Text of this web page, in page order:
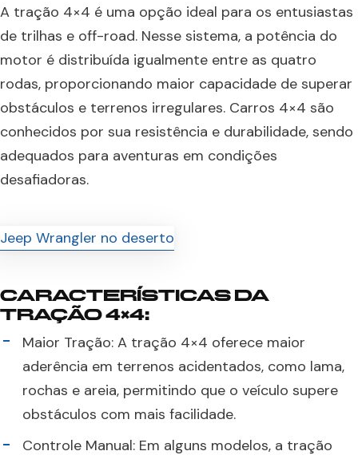
A tração 4×4 é uma opção ideal para os entusiastas
de trilhas e off-road. Nesse sistema, a potência do
motor é distribuída igualmente entre as quatro
rodas, proporcionando maior capacidade de superar
obstáculos e terrenos irregulares. Carros 4×4 são
conhecidos por sua resistência e durabilidade, sendo
adequados para aventuras em condições
desafiadoras.
CARACTERÍSTICAS DA
TRAÇÃO 4×4:
Maior Tração: A tração 4×4 oferece maior
aderência em terrenos acidentados, como lama,
rochas e areia, permitindo que o veículo supere
obstáculos com mais facilidade.
Controle Manual: Em alguns modelos, a tração